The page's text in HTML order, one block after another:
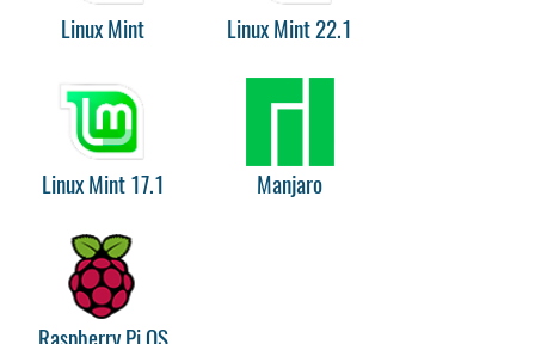
Linux Mint Linux Mint 22.1
Linux Mint 17.1 Manjaro